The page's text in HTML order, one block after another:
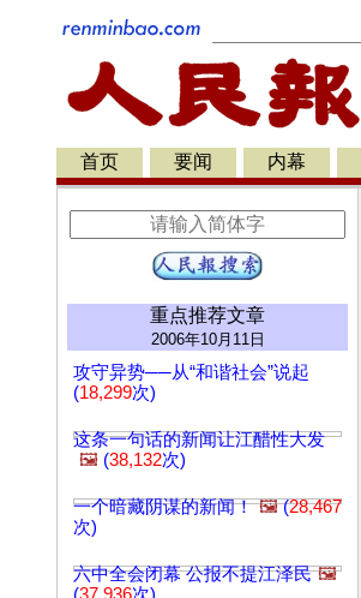
首页 要闻 内幕
重点推荐文章
2006年10月11日
攻守异势──从“和谐社会”说起
(18,299次)
这条一句话的新闻让江醋性大发
🖼️ (38,132次)
一个暗藏阴谋的新闻！ 🖼️(28,467
次)
六中全会闭幕 公报不提江泽民 🖼️